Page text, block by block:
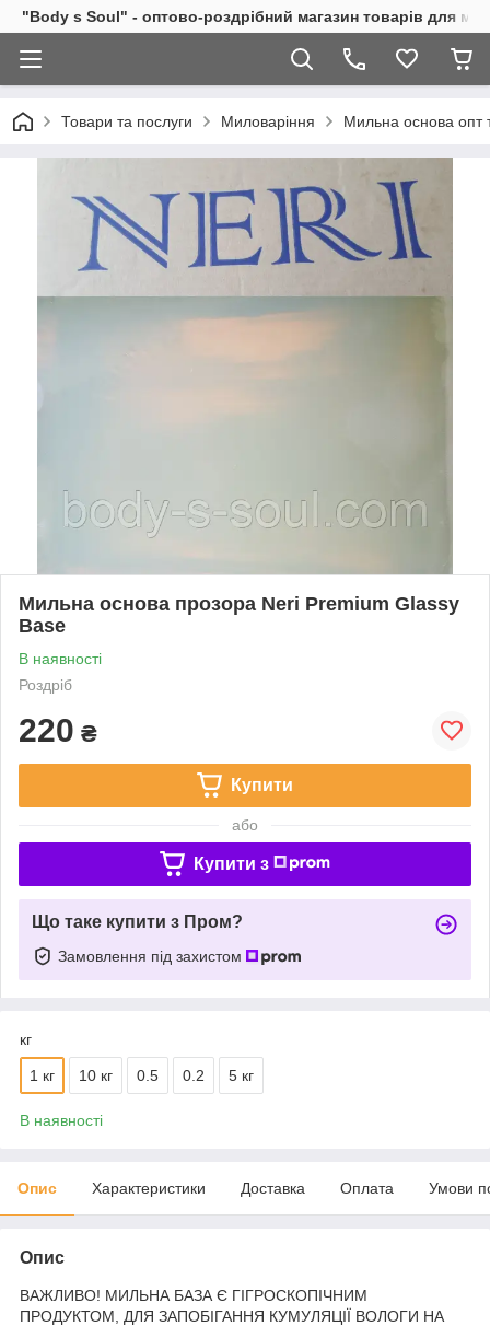
"Body s Soul" - оптово-роздрібний магазин товарів для
Товари та послуги Миловаріння Мильна основа опт
Мильна основа прозора Neri Premium Glassy
Base
В наявності
Роздріб
220 ₴
Купити
або
Купити з
Що таке купити з Пром?
Замовлення під захистом
кг
1 кг 10 кг 0.5 0.2 5 кг
В наявності
Опис Характеристики Доставка Оплата Умови
Опис
ВАЖЛИВО! МИЛЬНА БАЗА Є ГІГРОСКОПІЧНИМ
ПРОДУКТОМ, ДЛЯ ЗАПОБІГАННЯ КУМУЛЯЦІЇ ВОЛОГИ НА